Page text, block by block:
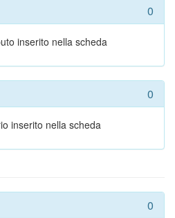
0
inserito nella scheda
0
inserito nella scheda
0